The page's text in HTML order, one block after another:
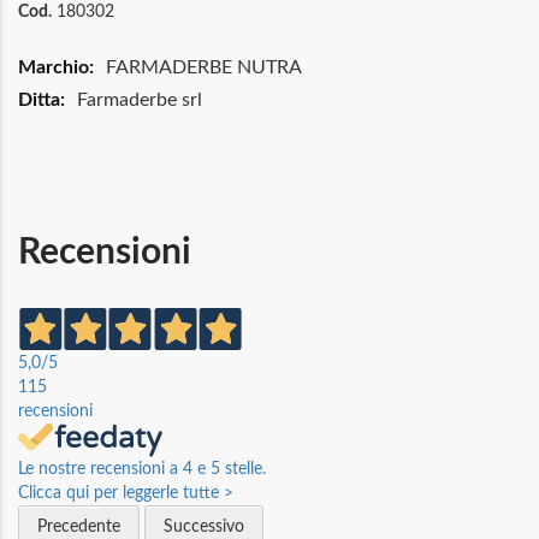
Cod. 180302
Maggiori
FARMADERBE NUTRA
Farmaderbe srl
Recensioni
5,0/5
115
recensioni
Le nostre recensioni a 4 e 5 stelle.
Clicca qui per leggerle tutte >
Precedente
Successivo